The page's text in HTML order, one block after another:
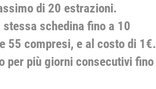
di 20 estrazioni.
schedina fino a 10
55 compresi, e al costo di 1€.
per più giorni consecutivi fino